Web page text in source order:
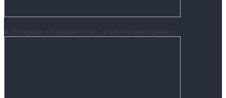
4. В строке «Текущая сеть», жмём на шестерёнку.